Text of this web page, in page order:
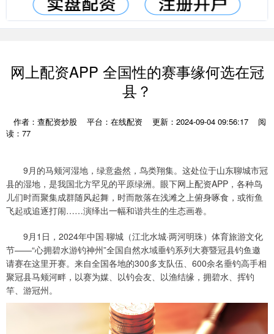
网上配资APP 全国性的赛事缘何选在冠
县？
作者：查配资炒股 平台：在线配资 更新：2024-09-04 09:56:17
阅
读：77
9月的马颊河湿地，绿意盎然，鸟类翔集。这处位于山东聊城市冠
县的湿地，是我国北方罕见的平原绿洲。眼下网上配资APP，各种鸟
儿们时而聚集成群随风起舞，时而散落在浅滩之上俯身啄食，或衔鱼
飞起或追逐打闹……演绎出一幅和谐共生的生态画卷。
9月1日，2024年中国·聊城（江北水城·两河明珠）体育旅游文化
节——“心拥碧水游钓神州”全国自然水域垂钓系列大赛暨冠县钓鱼邀
请赛在这里开赛。来自全国各地的300多支队伍、600余名垂钓高手相
聚冠县马颊河畔，以赛为媒、以钓会友、以渔结缘，拥碧水、挥钓
竿、游冠州。